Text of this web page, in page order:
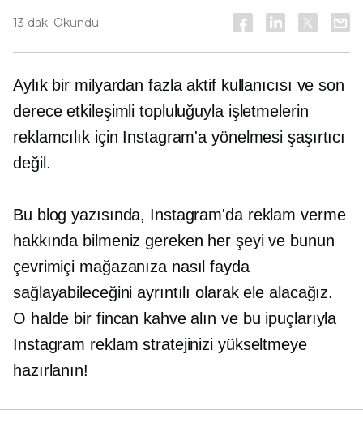
13 dak. Okundu
Aylık bir milyardan fazla aktif kullanıcısı ve son
derece etkileşimli topluluğuyla işletmelerin
reklamcılık için Instagram'a yönelmesi şaşırtıcı
değil.
Bu blog yazısında, Instagram'da reklam verme
hakkında bilmeniz gereken her şeyi ve bunun
çevrimiçi mağazanıza nasıl fayda
sağlayabileceğini ayrıntılı olarak ele alacağız.
O halde bir fincan kahve alın ve bu ipuçlarıyla
Instagram reklam stratejinizi yükseltmeye
hazırlanın!